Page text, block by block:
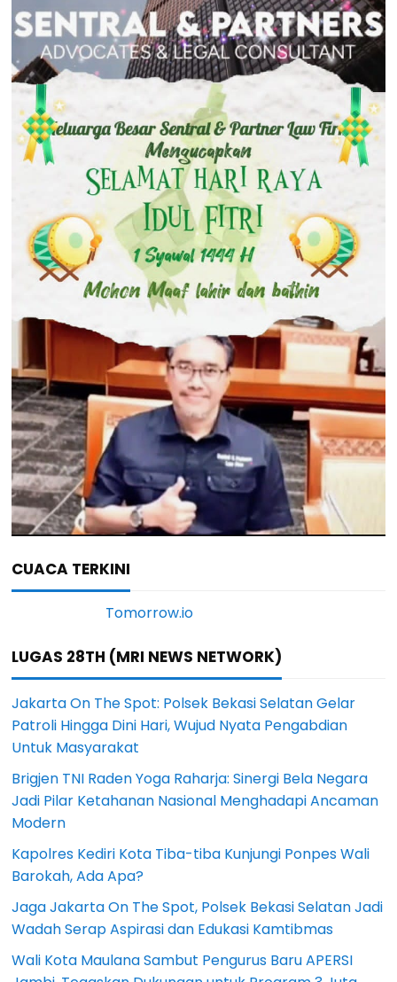
CUACA TERKINI
LUGAS 28TH (MRI NEWS NETWORK)
Jakarta On The Spot: Polsek Bekasi Selatan Gelar
Patroli Hingga Dini Hari, Wujud Nyata Pengabdian
Untuk Masyarakat
Brigjen TNI Raden Yoga Raharja: Sinergi Bela Negara
Jadi Pilar Ketahanan Nasional Menghadapi Ancaman
Modern
Kapolres Kediri Kota Tiba-tiba Kunjungi Ponpes Wali
Barokah, Ada Apa?
Jaga Jakarta On The Spot, Polsek Bekasi Selatan Jadi
Wadah Serap Aspirasi dan Edukasi Kamtibmas
Wali Kota Maulana Sambut Pengurus Baru APERSI